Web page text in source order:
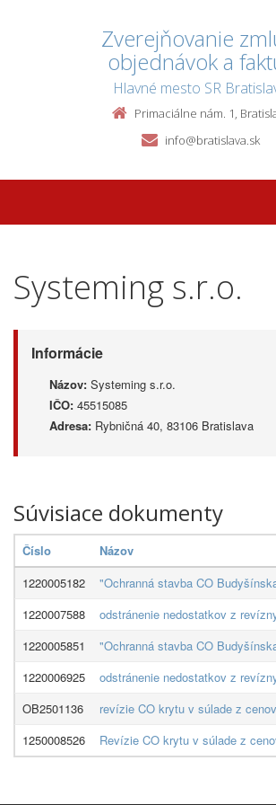
Zverejňovanie
objednávok a
Hlavné mesto SR
Primaciálne nám. 1,
info@bratislava.sk
Systeming s.r.o.
Informácie
Názov: Systeming s.r.o.
IČO: 45515085
Adresa: Rybničná 40, 83106 Bratislava
Súvisiace dokumenty
Číslo
Názov
1220005182
"Ochranná stavba CO
1220007588
odstránenie nedostatkov z
1220005851
"Ochranná stavba CO
1220006925
odstránenie nedostatkov z
OB2501136
revízie CO krytu v súlade z
1250008526
Revízie CO krytu v súlade z